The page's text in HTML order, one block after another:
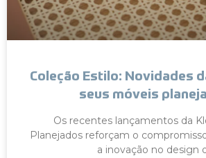
Coleção Estilo: Novidades
seus móveis
Os recentes lançamentos da
Planejados reforçam o
a inovação no design